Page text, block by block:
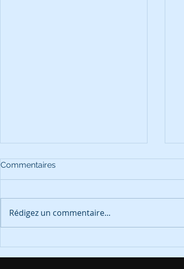
Commentaires
Rédigez un commentaire...